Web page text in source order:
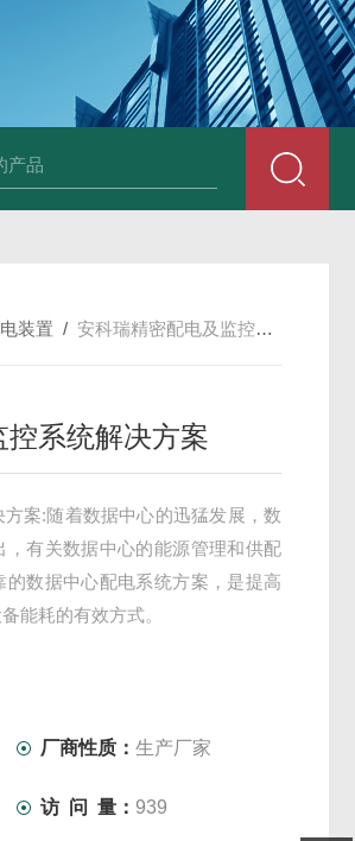
装置 / 安科瑞精密配电及监控系统解决方案
系统解决方案
案:随着数据中心的迅猛发展，数
有关数据中心的能源管理和供配
数据中心配电系统方案，是提高
能耗的有效方式。
厂商性质：生产厂家
访 问 量： 939